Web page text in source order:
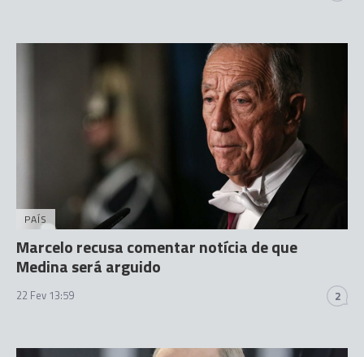
PAÍS
Marcelo recusa comentar notícia de que
Medina será arguido
22 Fev 13:59 2